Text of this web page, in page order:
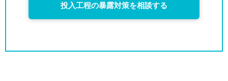
投入工程の暴露対策を相談する